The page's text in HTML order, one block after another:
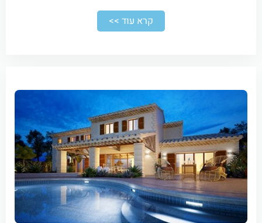
קרא עוד >>